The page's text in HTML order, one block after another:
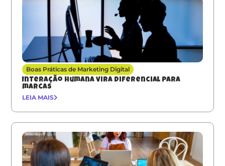
Boas Práticas de Marketing Digital
Interação humana vira diferencial para
marcas
LEIA MAIS